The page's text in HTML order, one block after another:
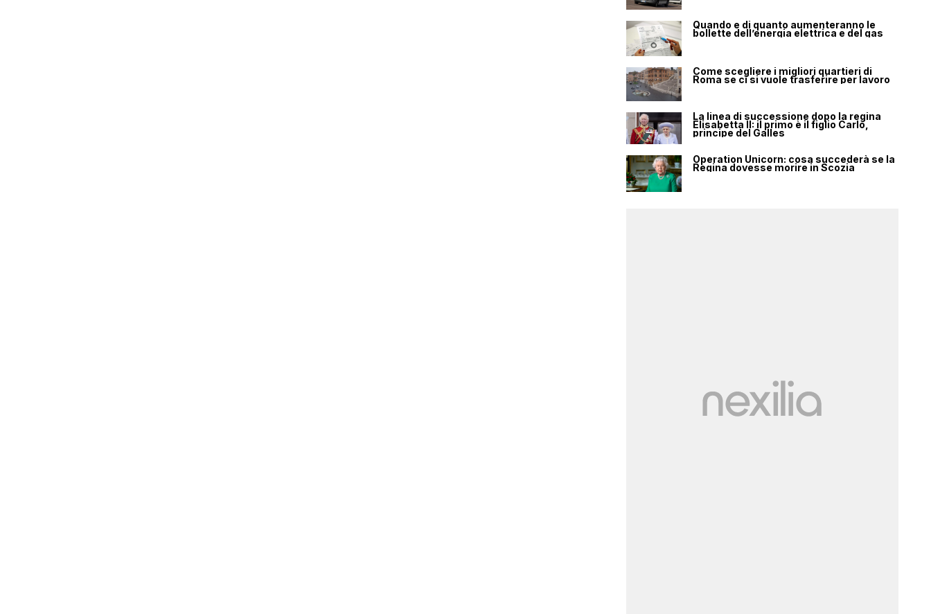
Quando e di quanto aumenteranno le
bollette dell’energia elettrica e del gas
Come scegliere i migliori quartieri di
Roma se ci si vuole trasferire per lavoro
La linea di successione dopo la regina
Elisabetta II: il primo è il figlio Carlo,
principe del Galles
Operation Unicorn: cosa succederà se la
Regina dovesse morire in Scozia